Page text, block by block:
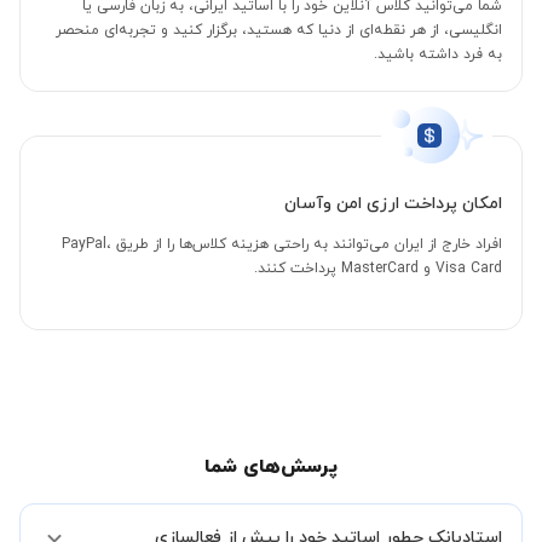
شما می‌توانید کلاس آنلاین خود را با اساتید ایرانی، به زبان فارسی یا
انگلیسی، از هر نقطه‌ای از دنیا که هستید، برگزار کنید و تجربه‌ای منحصر
به فرد داشته باشید.
امکان پرداخت ارزی امن وآسان
افراد خارج از ایران می‌توانند به راحتی هزینه کلاس‌ها را از طریق PayPal،
Visa Card و MasterCard پرداخت کنند.
پرسش‌های شما